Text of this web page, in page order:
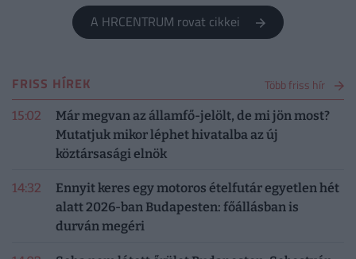
A HRCENTRUM rovat cikkei
FRISS HÍREK Több friss hír
15:02
Már megvan az államfő-jelölt, de mi jön most?
Mutatjuk mikor léphet hivatalba az új
köztársasági elnök
14:32
Ennyit keres egy motoros ételfutár egyetlen hét
alatt 2026-ban Budapesten: főállásban is
durván megéri